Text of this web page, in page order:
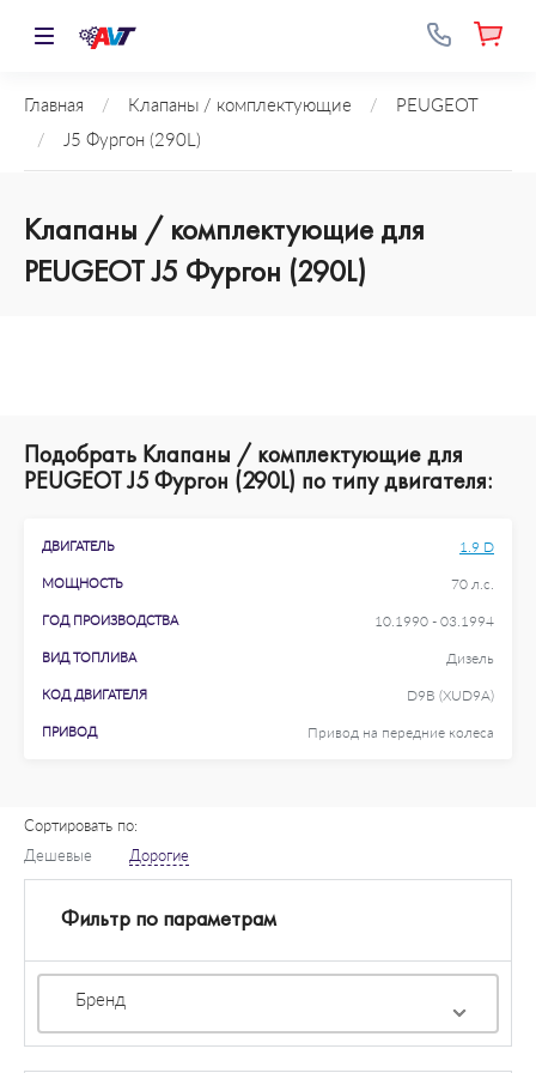
Главная / Клапаны / комплектующие /
PEUGEOT
/
J5 Фургон (290L)
Клапаны / комплектующие для
PEUGEOT J5 Фургон (290L)
Подобрать Клапаны / комплектующие для
PEUGEOT J5 Фургон (290L) по типу двигателя:
ДВИГАТЕЛЬ 1.9 D
МОЩНОСТЬ 70 л.с.
ГОД ПРОИЗВОДСТВА 10.1990 - 03.1994
ВИД ТОПЛИВА Дизель
КОД ДВИГАТЕЛЯ D9B (XUD9A)
ПРИВОД Привод на передние колеса
Сортировать по:
Дешевые
Дорогие
Фильтр по параметрам
Бренд